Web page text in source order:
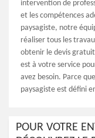
intervention de
et les compétences
paysagiste, notre
réaliser tous les
obtenir le devis
est à votre service
avez besoin. Parce
paysagiste est défini
POUR VOTRE